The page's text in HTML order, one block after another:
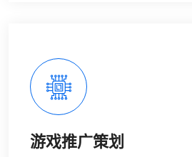
游戏推广策划